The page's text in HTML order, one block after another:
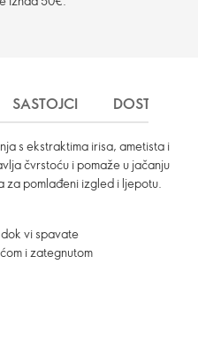
SASTOJCI DOSTAVA
s ekstraktima irisa, ametista i
čvrstoću i pomaže u jačanju
za pomlađeni izgled i ljepotu.
vi spavate
i zategnutom